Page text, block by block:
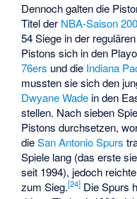
Dennoch galten die
Titel der NBA-Saison
54 Siege in der
Pistons sich in den
76ers und die Indiana
mussten sie sich den
Dwyane Wade in den
stellen. Nach sieben
Pistons durchsetzen,
dieSan Antonio Spurs
Spiele lang (das erste
seit 1994), jedoch
zum Sieg.[24] Die Spurs